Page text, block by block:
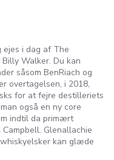
i dag af The
Walker. Du kan
såsom BenRiach og
overtagelsen, i 2018,
for at fejre destilleriets
også en ny core
indtil da primært
Glenallachie
kan glæde